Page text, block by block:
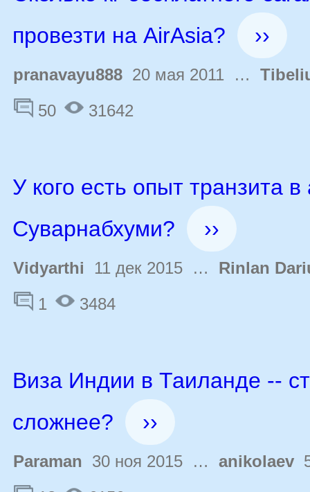
провезти на AirAsia?
››
pranavayu888 20 мая 2011 …
50
31642
У кого есть опыт транзита в
Суварнабхуми?
››
Vidyarthi 11 дек 2015 … Rinlan
1
3484
Виза Индии в Таиланде --
сложнее?
››
Paraman 30 ноя 2015 … anikolaev